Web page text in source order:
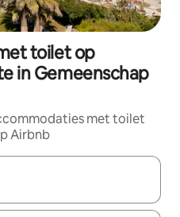
toilet op
in Gemeenschap
met toilet
Airbnb
zijn, maak je een keuze